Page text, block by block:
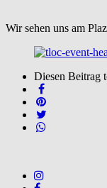
Wir sehen uns am
Diesen Beitrag